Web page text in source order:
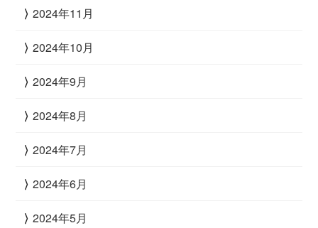
2024年11月
2024年10月
2024年9月
2024年8月
2024年7月
2024年6月
2024年5月